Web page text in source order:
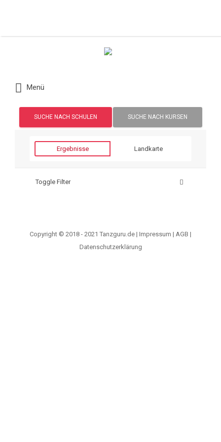
Suchen nach:
Menü
SUCHE NACH SCHULEN SUCHE NACH KURSEN
Ergebnisse Landkarte
Toggle Filter
Copyright © 2018 - 2021 Tanzguru.de | Impressum | AGB |
Datenschutzerklärung